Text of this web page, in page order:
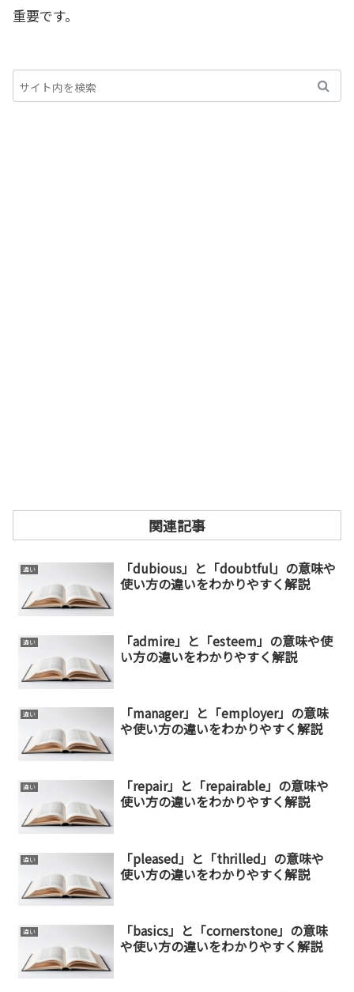
重要です。
関連記事
違い
「dubious」と「doubtful」の意味や
使い方の違いをわかりやすく解説
違い
「admire」と「esteem」の意味や使
い方の違いをわかりやすく解説
違い
「manager」と「employer」の意味
や使い方の違いをわかりやすく解説
違い
「repair」と「repairable」の意味や
使い方の違いをわかりやすく解説
違い
「pleased」と「thrilled」の意味や
使い方の違いをわかりやすく解説
違い
「basics」と「cornerstone」の意味
や使い方の違いをわかりやすく解説